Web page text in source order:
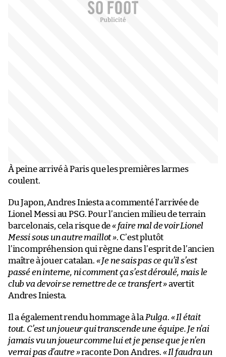
À peine arrivé à Paris que les premières larmes
coulent.
Du Japon, Andres Iniesta a commenté l’arrivée de
Lionel Messi au PSG. Pour l’ancien milieu de terrain
barcelonais, cela risque de« faire mal de voir Lionel
Messi sous un autre maillot ». C’est plutôt
l’incompréhension qui règne dans l’esprit de l’ancien
maître à jouer catalan. « Je ne sais pas ce qu’il s’est
passé en interne, ni comment ça s’est déroulé, mais le
club va devoir se remettre de ce transfert »avertit
Andres Iniesta.
Il a également rendu hommage à la Pulga. « Il était
tout. C’est un joueur qui transcende une équipe. Je n’ai
jamais vu un joueur comme lui et je pense que je n’en
verrai pas d’autre »raconte Don Andres. « Il faudra un